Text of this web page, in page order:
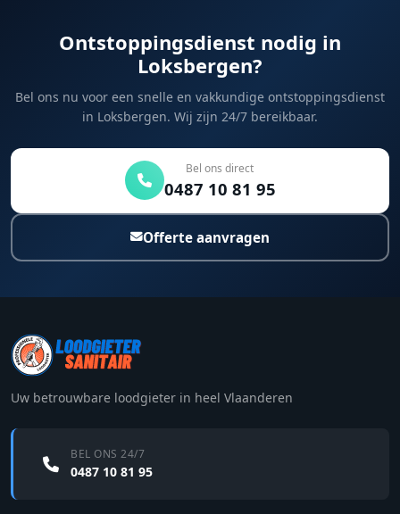
Ontstoppingsdienst nodig in
Loksbergen?
Bel ons nu voor een snelle en vakkundige ontstoppingsdienst
in Loksbergen. Wij zijn 24/7 bereikbaar.
Bel ons direct
0487 10 81 95
Offerte aanvragen
Uw betrouwbare loodgieter in heel Vlaanderen
BEL ONS 24/7
0487 10 81 95